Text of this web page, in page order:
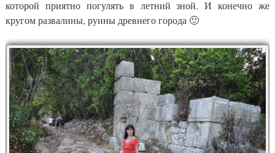
которой приятно погулять в летний зной. И конечно же
кругом развалины, руины древнего города 🙂